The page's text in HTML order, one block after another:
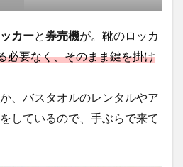
カーと券売機が。靴のロッカ
必要なく、そのまま鍵を掛け
、バスタオルのレンタルやア
しているので、手ぶらで来て